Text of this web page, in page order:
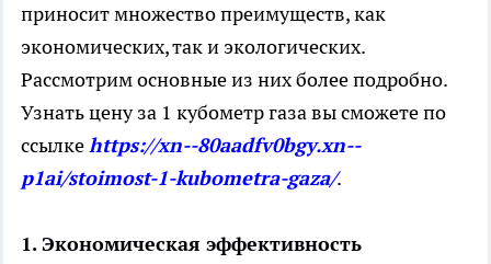
приносит множество преимуществ, как
экономических, так и экологических.
Рассмотрим основные из них более подробно.
Узнать цену за 1 кубометр газа вы сможете по
ссылкеhttps://xn--80aadfv0bgy.xn--
p1ai/stoimost-1-kubometra-gaza/.
1. Экономическая эффективность